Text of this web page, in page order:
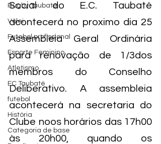
Rugby Taubaté
Vôlei
Futebol profissional
Esporte Feminino
Atletismo
EC Taubaté
futebol
História
Categoria de base
Social do E.C. Taubaté
acontecerá no proximo dia 25
Assembleia Geral Ordinária
para renovação de 1/3dos
membros do Conselho
Deliberativo. A assembleia
acontecerá na secretaria do
Clube noos horários das 17h00
às 20h00, quando os